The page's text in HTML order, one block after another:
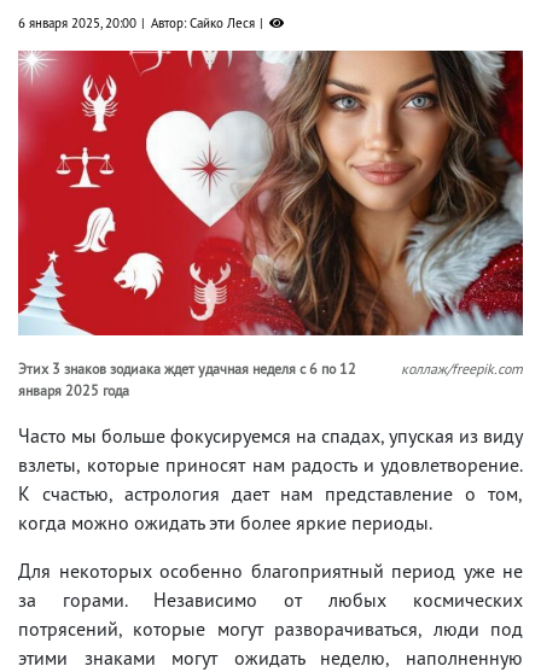
6 января 2025, 20:00 Автор: Сайко Леся
Этих 3 знаков зодиака ждет удачная неделя с 6 по 12
января 2025 года
коллаж/freepik.com
Часто мы больше фокусируемся на спадах, упуская из виду
взлеты, которые приносят нам радость и удовлетворение.
К счастью, астрология дает нам представление о том,
когда можно ожидать эти более яркие периоды.
Для некоторых особенно благоприятный период уже не
за горами. Независимо от любых космических
потрясений, которые могут разворачиваться, люди под
этими знаками могут ожидать неделю, наполненную